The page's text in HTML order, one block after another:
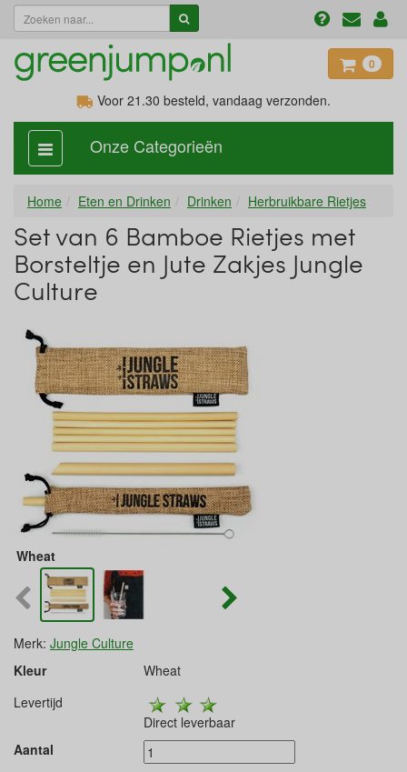
0
Voor 21.30 besteld, vandaag verzonden.
categorie
aan,
Onze Categorieën
Home Eten en Drinken Drinken Herbruikbare Rietjes
Set van 6 Bamboe Rietjes met
Borsteltje en Jute Zakjes Jungle
Culture
Wheat
Merk: Jungle Culture
Kleur
Wheat
Levertijd
Direct leverbaar
Aantal